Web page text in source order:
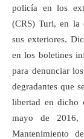
policía en los
(CRS) Turi, en la
sus exteriores.
en los boletines
para denunciar
degradantes que
libertad en dicho
mayo de
Mantenimiento